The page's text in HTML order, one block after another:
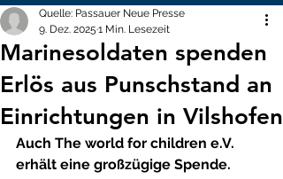
Marinesoldaten spenden
Erlös aus Punschstand an
Einrichtungen in Vilshofen
Quelle: Passauer Neue Presse
9. Dez. 2025 1 Min. Lesezeit
Auch The world for children e.V.
erhält eine großzügige Spende.